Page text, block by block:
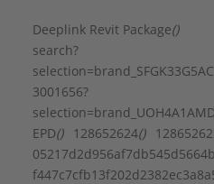
Serie:
Quick & Easy
Deeplink Revit Package()
search?
3001656?
EPD() 128652624()